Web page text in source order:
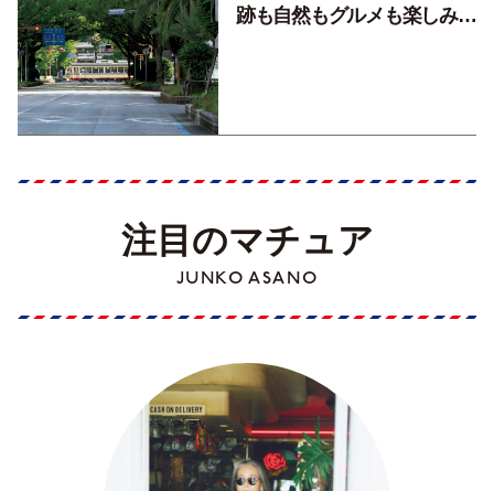
跡も自然もグルメも楽しみ尽
注目のマチュア
JUNKO ASANO